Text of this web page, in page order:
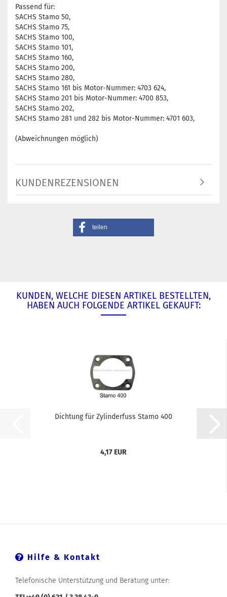
Passend für:
SACHS Stamo 50,
SACHS Stamo 75,
SACHS Stamo 100,
SACHS Stamo 101,
SACHS Stamo 160,
SACHS Stamo 200,
SACHS Stamo 280,
SACHS Stamo 161 bis Motor-Nummer: 4703 624,
SACHS Stamo 201 bis Motor-Nummer: 4700 853,
SACHS Stamo 202,
SACHS Stamo 281 und 282 bis Motor-Nummer: 4701 603,
(Abweichnungen möglich)
KUNDENREZENSIONEN
teilen
KUNDEN, WELCHE DIESEN ARTIKEL BESTELLTEN,
HABEN AUCH FOLGENDE ARTIKEL GEKAUFT:
Dichtung für Zylinderfuss Stamo 400
4,17 EUR
Hilfe & Kontakt
Telefonische Unterstützung und Beratung unter: